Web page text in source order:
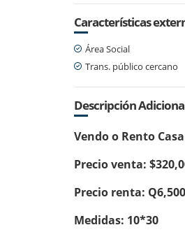
Características
Área Social
Trans. público cercano
Descripción
Vendo o Rento
Precio venta:
Precio renta:
Medidas: 10*30